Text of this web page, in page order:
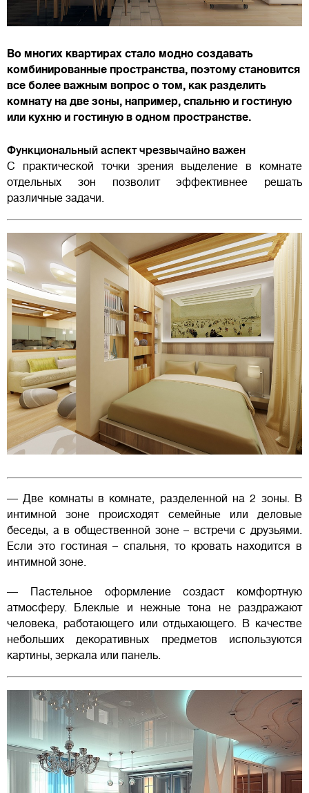
Во многих квартирах стало модно создавать
комбинированные пространства, поэтому становится
все более важным вопрос о том, как разделить
комнату на две зоны, например, спальню и гостиную
или кухню и гостиную в одном пространстве.
Функциональный аспект чрезвычайно важен
С практической точки зрения выделение в комнате
отдельных зон позволит эффективнее решать
различные задачи.
— Две комнаты в комнате, разделенной на 2 зоны. В
интимной зоне происходят семейные или деловые
беседы, а в общественной зоне – встречи с друзьями.
Если это гостиная – спальня, то кровать находится в
интимной зоне.
— Пастельное оформление создаст комфортную
атмосферу. Блеклые и нежные тона не раздражают
человека, работающего или отдыхающего. В качестве
небольших декоративных предметов используются
картины, зеркала или панель.